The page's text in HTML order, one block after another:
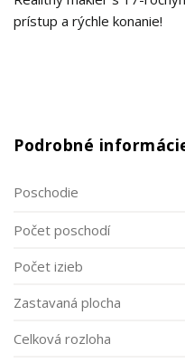
prístup a rýchle konanie!
Podrobné
Poschodie
Počet poschodí
Počet izieb
Zastavaná plocha
Celková rozloha